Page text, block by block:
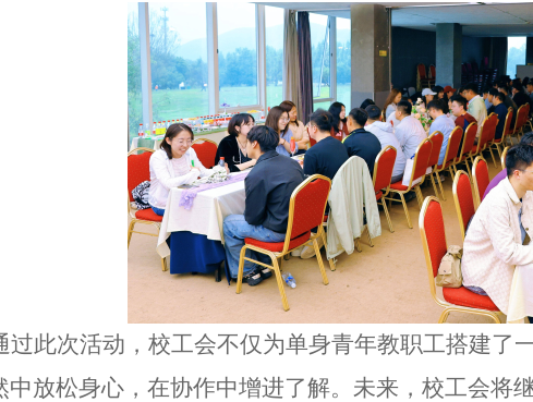
过此次活动，校工会不仅为单身青年教职工搭建了
中放松身心，在协作中增进了解。未来，校工会将